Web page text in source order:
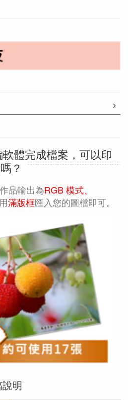
體完成檔案，可以印
？
品輸出為RGB 模式、
滿版框匯入您的圖檔即可。
說明